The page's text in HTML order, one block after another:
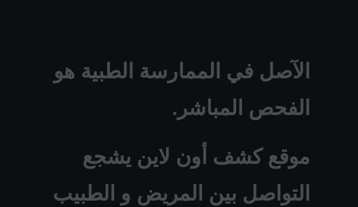
الآصل في الممارسة الطبية هو
الفحص المباشر.
موقع كشف أون لاين يشجع
التواصل بين المريض و الطبيب